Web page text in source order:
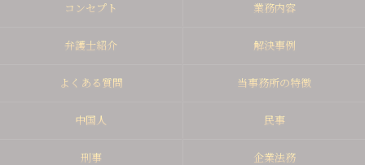
コンセプト 業務内容
弁護士紹介 解決事例
よくある質問 当事務所の特徴
中国人 民事
刑事 企業法務